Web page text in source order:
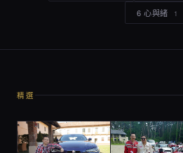
6 心與緒 1
精選